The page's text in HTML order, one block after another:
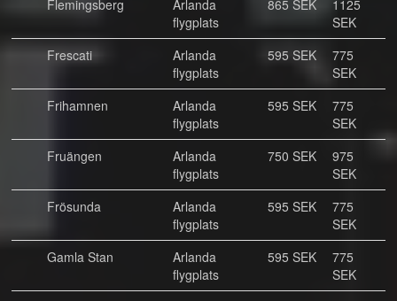
Flemingsberg
Arlanda
flygplats
865 SEK
1125
SEK
Frescati
Arlanda
flygplats
595 SEK
775
SEK
Frihamnen
Arlanda
flygplats
595 SEK
775
SEK
Fruängen
Arlanda
flygplats
750 SEK
975
SEK
Frösunda
Arlanda
flygplats
595 SEK
775
SEK
Gamla Stan
Arlanda
flygplats
595 SEK
775
SEK